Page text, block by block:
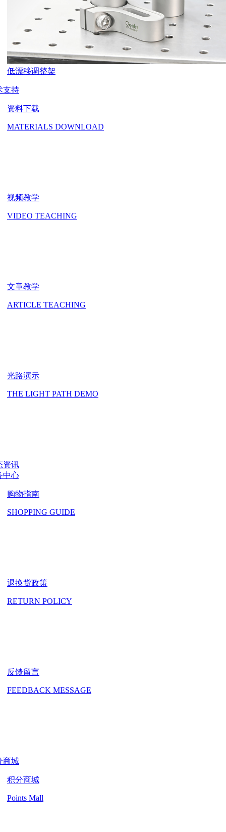
低漂移调整架
支持
资料下载
MATERIALS DOWNLOAD
视频教学
VIDEO TEACHING
文章教学
ARTICLE TEACHING
光路演示
THE LIGHT PATH DEMO
资讯
中心
购物指南
SHOPPING GUIDE
退换货政策
RETURN POLICY
反馈留言
FEEDBACK MESSAGE
商城
积分商城
Points Mall